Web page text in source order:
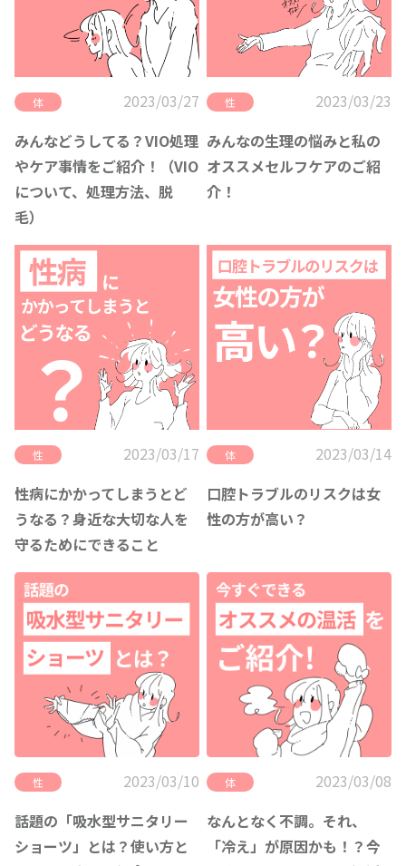
体
2023/03/27
みんなどうしてる？VIO処理
やケア事情をご紹介！（VIO
について、処理方法、脱
毛）
性
2023/03/23
みんなの生理の悩みと私の
オススメセルフケアのご紹
介！
性
2023/03/17
性病にかかってしまうとど
うなる？身近な大切な人を
守るためにできること
体
2023/03/14
口腔トラブルのリスクは女
性の方が高い？
性
2023/03/10
話題の「吸水型サニタリー
ショーツ」とは？使い方と
体
2023/03/08
なんとなく不調。それ、
「冷え」が原因かも！？今